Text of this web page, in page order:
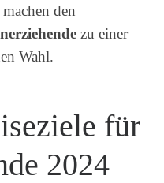
den
zu einer
Wahl.
für
2024